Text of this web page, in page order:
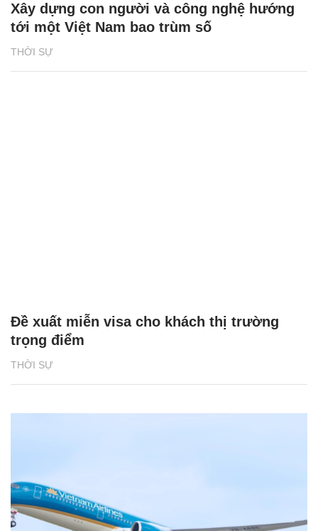
THỜI SỰ
Xây dựng con người và công nghệ hướng
tới một Việt Nam bao trùm số
THỜI SỰ
Đề xuất miễn visa cho khách thị trường
trọng điểm